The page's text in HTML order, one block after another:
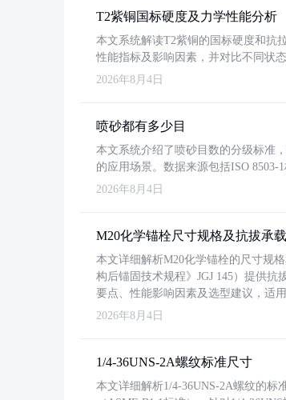
T2紫铜国标硬度及力学性能分析
本文系统解读T2紫铜的国标硬度和抗
性能指标及影响因素，并对比不同状
2026年8月4日
喷砂都有多少目
本文系统介绍了喷砂目数的分级标准
的应用场景。数据来源包括ISO 8503-
2026年8月4日
M20化学锚栓尺寸规格及抗拔承
本文详细解析M20化学锚栓的尺寸规
构后锚固技术规程》JGJ 145）提供
要点、性能影响因素及选型建议，适
2026年8月4日
1/4-36UNS-2A螺纹标准尺寸
本文详细解析1/4-36UNS-2A螺纹的